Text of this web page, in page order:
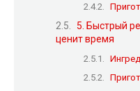
5. Быстрый
ценит время